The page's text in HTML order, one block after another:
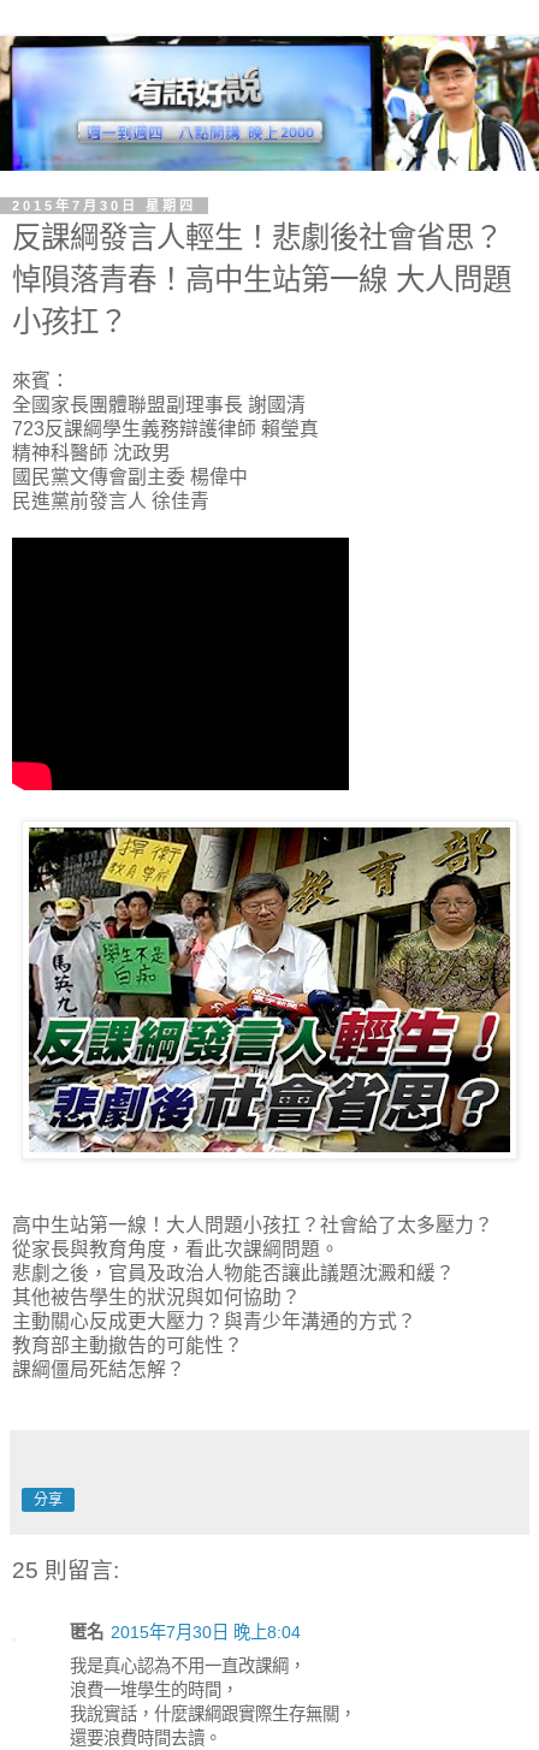
2015年7月30日 星期四
反課綱發言人輕生！悲劇後社會省思？
悼隕落青春！高中生站第一線 大人問題
小孩扛？
來賓：
全國家長團體聯盟副理事長 謝國清
723反課綱學生義務辯護律師 賴瑩真
精神科醫師 沈政男
國民黨文傳會副主委 楊偉中
民進黨前發言人 徐佳青
高中生站第一線！大人問題小孩扛？社會給了太多壓力？
從家長與教育角度，看此次課綱問題。
悲劇之後，官員及政治人物能否讓此議題沈澱和緩？
其他被告學生的狀況與如何協助？
主動關心反成更大壓力？與青少年溝通的方式？
教育部主動撤告的可能性？
課綱僵局死結怎解？
分享
25 則留言:
匿名 2015年7月30日 晚上8:04
我是真心認為不用一直改課綱，
浪費一堆學生的時間，
我說實話，什麼課綱跟實際生存無關，
還要浪費時間去讀。